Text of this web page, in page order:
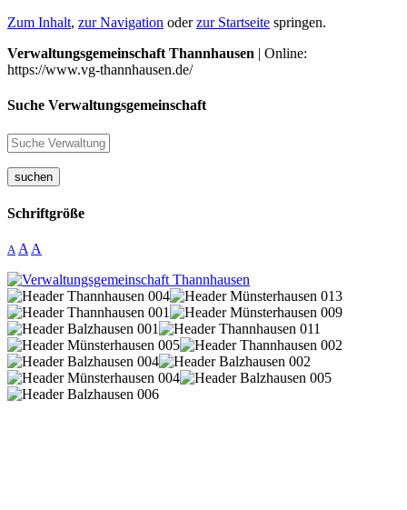
Zum Inhalt, zur Navigation oderzur Startseite springen.
Verwaltungsgemeinschaft Thannhausen | Online:
https://www.vg-thannhausen.de/
Suche Verwaltungsgemeinschaft
suchen
Schriftgröße
A A A